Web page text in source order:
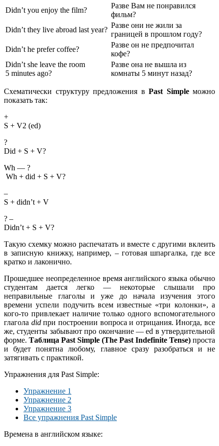
Didn’t you enjoy the film?
Разве Вам не понравился
фильм?
Didn’t they live abroad last year?
Разве они не жили за
границей в прошлом году?
Didn’t he prefer coffee?
Разве он не предпочитал
кофе?
Didn’t she leave the room
5 minutes ago?
Разве она не вышла из
комнаты 5 минут назад?
Схематически структуру предложения в Past Simpleможно
показать так:
+
S + V2 (ed)
?
Did + S + V?
Wh — ?
Wh + did + S + V?
–
S + didn’t + V
? –
Didn’t + S + V?
Такую схемку можно распечатать и вместе с другими вклеить
в записную книжку, например, – готовая шпаргалка, где все
кратко и лаконично.
Прошедшее неопределенное время английского языка обычно
студентам дается легко — некоторые слышали про
неправильные глаголы и уже до начала изучения этого
времени успели подучить всем известные «три колонки», а
кого-то привлекает наличие только одного вспомогательного
глагола didпри построении вопроса и отрицания. Иногда, все
же, студенты забывают про окончание — ed в утвердительной
форме. Таблица Past Simple (The Past Indefinite Tense) проста
и будет понятна любому, главное сразу разобраться и не
затягивать с практикой.
Упражнения для Past Simple:
Упражнение 1
Упражнение 2
Упражнение 3
Все упражнения Past Simple
Времена в английском языке: